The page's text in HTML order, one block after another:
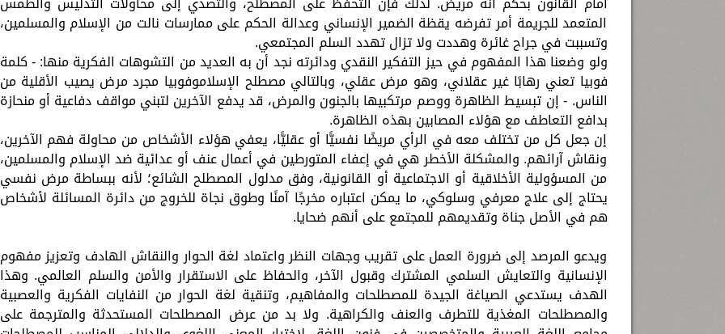
المتعمد للجريمة أمر تفرضه يقظة الضمير الإنساني وعدالة الحكم على ممارسات نالت من الإسلام والمسلمين،
وتسببت في جراح غائرة وهددت ولا تزال تهدد السلم المجتمعي.
ولو وضعنا هذا المفهوم في حيز التفكير النقدي ودائرته نجد أن به العديد من التشوهات الفكرية منها: - كلمة
فوبيا تعني رهابًا غير عقلاني، وهو مرض عقلي، وبالتالي مصطلح الإسلاموفوبيا مجرد مرض يصيب الأقلية من
الناس. - إن تبسيط الظاهرة ووصم مرتكبيها بالجنون والمرض، قد يدفع الآخرين لتبني مواقف دفاعية أو منحازة
بدافع التعاطف مع هؤلاء المصابين بهذه الظاهرة.
إن جعل كل من تختلف معه في الرأي مريضًا نفسيًّا أو عقليًّا، يعفي هؤلاء الأشخاص من محاولة فهم الآخرين،
ونقاش آرائهم. والمشكلة الأخطر هي في إعفاء المتورطين في أعمال عنف أو عدائية ضد الإسلام والمسلمين،
من المسؤولية الأخلاقية أو الاجتماعية أو القانونية، وفق مدلول المصطلح الشائع؛ لأنه ببساطة مرض نفسي
يحتاج إلى علاج معرفي وسلوكي، ما يمكن اعتباره مخرجًا آمنًا وطوق نجاة للخروج من دائرة المسائلة لأشخاص
هم في الأصل جناة وتقديمهم للمجتمع على أنهم ضحايا.
ويدعو المرصد إلى ضرورة العمل على تقريب وجهات النظر واعتماد لغة الحوار والنقاش الهادف وتعزيز مفهوم
الإنسانية والتعايش السلمي المشترك وقبول الآخر، والحفاظ على الاستقرار والأمن والسلم العالمي. وهذا
الهدف يستدعي الصياغة الجيدة للمصطلحات والمفاهيم، وتنقية لغة الحوار من النفايات الفكرية والعصبية
والمصطلحات المغذية للتطرف والعنف والكراهية. ولا بد من عرض المصطلحات المستحدثة والمترجمة على